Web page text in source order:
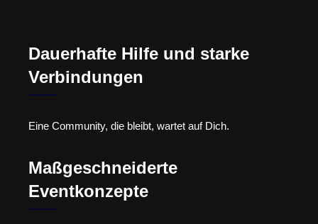
Dauerhafte Hilfe und starke
Verbindungen
Eine Community, die bleibt, wartet auf Dich.
Maßgeschneiderte
Eventkonzepte